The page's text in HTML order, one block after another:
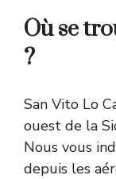
Où se
?
San Vito Lo
ouest de la
Nous vous
depuis les